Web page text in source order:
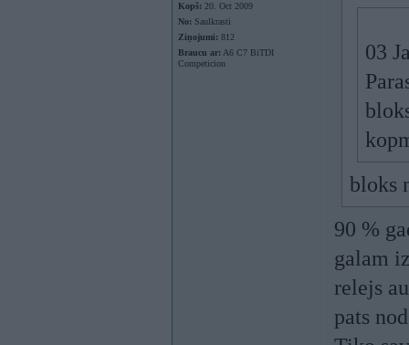
Kopš: 20. Oct 2009
No: Saulkrasti
Ziņojumi: 812
Braucu ar: A6 C7 BiTDI
Competicion
03
bloks
90 %
galam
relejs
pats